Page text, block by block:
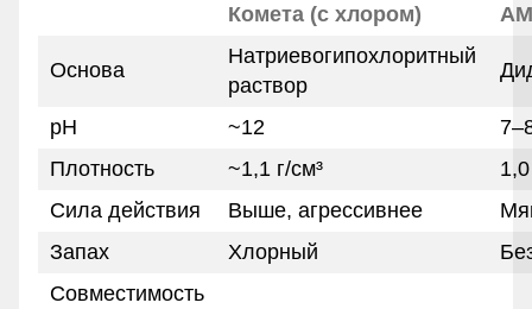
Комета (с хлором)
Основа
Натриевогипохлоритный
раствор
pH ~12
Плотность
~1,1 г/см³
Сила действия
Выше, агрессивнее
Запах
Хлорный
Совместимость